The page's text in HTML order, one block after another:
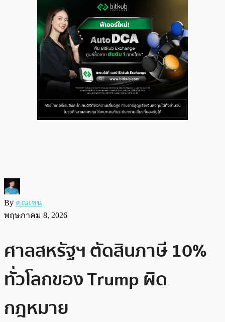
By คุณเชน
พฤษภาคม 8, 2026
ศาลสหรัฐฯ ตัดสินภาษี 10%
ทั่วโลกของ Trump ผิด
กฎหมาย